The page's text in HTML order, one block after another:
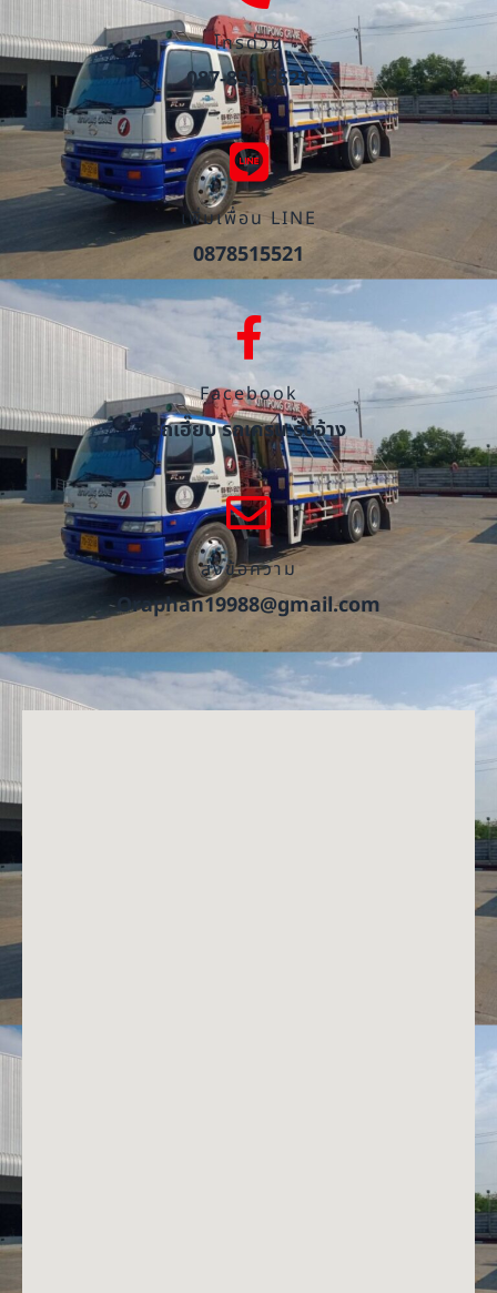
โทรด่วน
087-851-5521
เพิ่มเพื่อน LINE
0878515521
Facebook
รถเฮี๊ยบ รถเครน รับจ้าง
ส่งข้อความ
Oraphan19988@gmail.com